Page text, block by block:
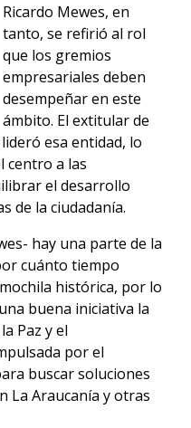
Ricardo Mewes, en
tanto, se refirió al rol
que los gremios
empresariales deben
desempeñar en este
ámbito. El extitular de
esa entidad, lo
centro a las
el desarrollo
de la ciudadanía.
hay una parte de la
cuánto tiempo
histórica, por lo
buena iniciativa la
Paz y el
por el
buscar soluciones
La Araucanía y otras